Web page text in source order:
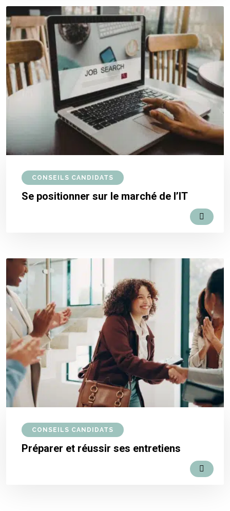
CONSEILS CANDIDATS
Se positionner sur le marché de l’IT
CONSEILS CANDIDATS
Préparer et réussir ses entretiens